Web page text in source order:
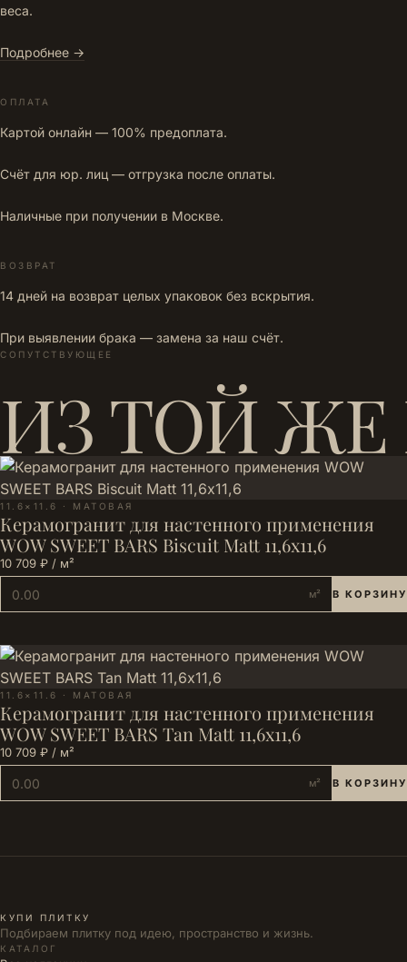
веса.
Подробнее →
ОПЛАТА
Картой онлайн — 100% предоплата.
Счёт для юр. лиц — отгрузка после оплаты.
Наличные при получении в Москве.
ВОЗВРАТ
14 дней на возврат целых упаковок без вскрытия.
При выявлении брака — замена за наш счёт.
СОПУТСТВУЮЩЕЕ
ИЗ ТОЙ ЖЕ
11.6×11.6 · МАТОВАЯ
Керамогранит для настенного применения
WOW SWEET BARS Biscuit Matt 11,6х11,6
10 709 ₽ / м²
м² В КОРЗИНУ
11.6×11.6 · МАТОВАЯ
Керамогранит для настенного применения
WOW SWEET BARS Tan Matt 11,6х11,6
10 709 ₽ / м²
м² В КОРЗИНУ
КУПИ ПЛИТКУ
Подбираем плитку под идею, пространство и жизнь.
КАТАЛОГ